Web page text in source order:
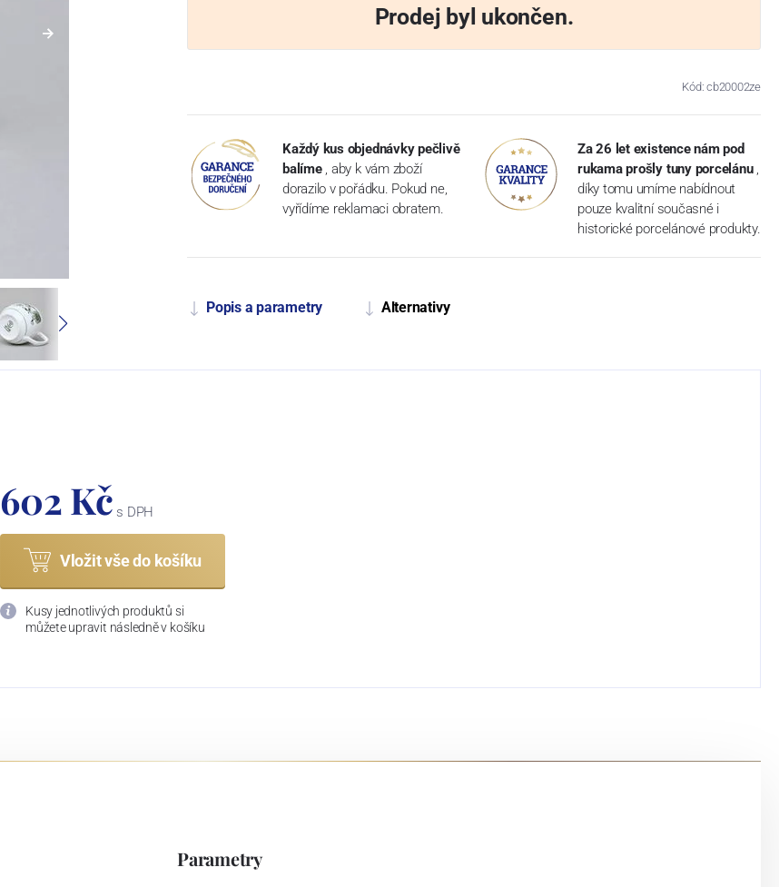
Prodej byl ukončen.
Kód: cb20002ze
Každý kus objednávky pečlivě
balíme , aby k vám zboží
dorazilo v pořádku. Pokud ne,
vyřídíme reklamaci obratem.
Za 26 let existence nám pod
rukama prošly tuny porcelánu ,
díky tomu umíme nabídnout
pouze kvalitní současné i
historické porcelánové produkty.
Popis a parametry Alternativy
602 Kč s DPH
Vložit vše do košíku
Kusy jednotlivých produktů si
můžete upravit následně v košíku
Parametry